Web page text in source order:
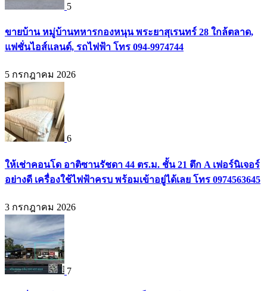
5
ขายบ้าน หมู่บ้านทหารกองหนุน พระยาสุเรนทร์ 28 ใกล้ตลาด,
แฟชั่นไอส์แลนด์, รถไฟฟ้า โทร 094-9974744
5 กรกฎาคม 2026
6
ให้เช่าคอนโด อาติซานรัชดา 44 ตร.ม. ชั้น 21 ตึก A เฟอร์นิเจอร์
อย่างดี เครื่องใช้ไฟฟ้าครบ พร้อมเข้าอยู่ได้เลย โทร 0974563645
3 กรกฎาคม 2026
7